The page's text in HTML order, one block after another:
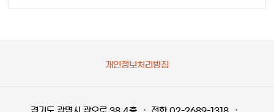
개인정보처리방침